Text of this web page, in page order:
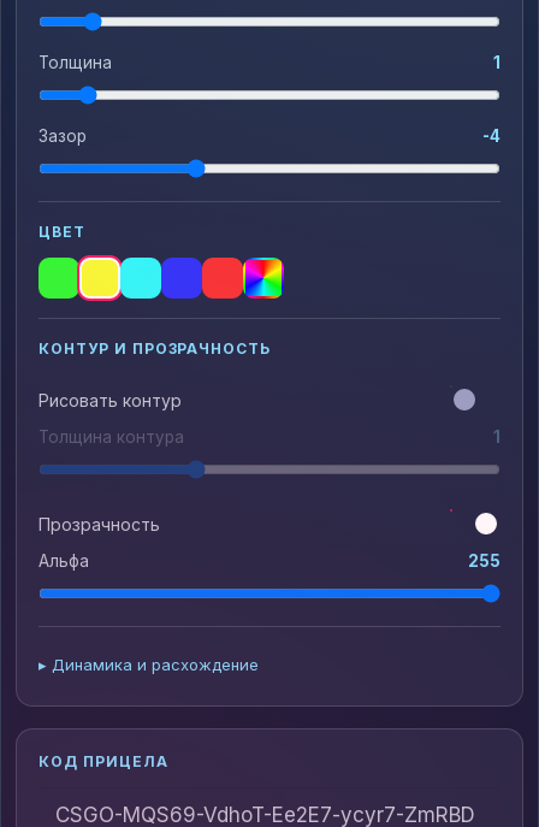
Толщина 1
Зазор -4
ЦВЕТ
КОНТУР И ПРОЗРАЧНОСТЬ
Рисовать контур
Толщина контура 1
Прозрачность
Альфа 255
Динамика и расхождение
КОД ПРИЦЕЛА